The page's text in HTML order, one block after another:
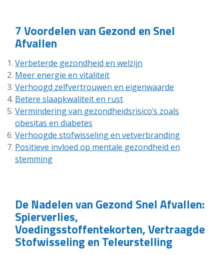
7 Voordelen van Gezond en Snel
Afvallen
Verbeterde gezondheid en welzijn
Meer energie en vitaliteit
Verhoogd zelfvertrouwen en eigenwaarde
Betere slaapkwaliteit en rust
Vermindering van gezondheidsrisico’s zoals
obesitas en diabetes
Verhoogde stofwisseling en vetverbranding
Positieve invloed op mentale gezondheid en
stemming
De Nadelen van Gezond Snel Afvallen:
Spierverlies,
Voedingsstoffentekorten, Vertraagde
Stofwisseling en Teleurstelling